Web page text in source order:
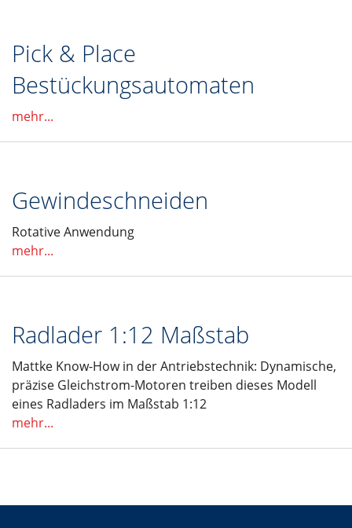
Pick & Place
Bestückungsautomaten
mehr...
Gewindeschneiden
Rotative Anwendung
mehr...
Radlader 1:12 Maßstab
Mattke Know-How in der Antriebstechnik: Dynamische,
präzise Gleichstrom-Motoren treiben dieses Modell
eines Radladers im Maßstab 1:12
mehr...